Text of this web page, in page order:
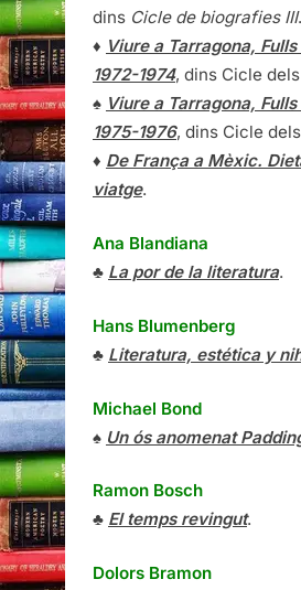
dins Cicle de biografies III.
♦ Viure a Tarragona, Fulls
1972-1974, dins Cicle
♠ Viure a Tarragona, Fulls
1975-1976, dins Cicle
♦ De França a Mèxic.
viatge.
Ana Blandiana
♣ La por de la literatura.
Hans Blumenberg
♣ Literatura, estética y
Michael Bond
♠ Un ós anomenat
Ramon Bosch
♣ El temps revingut.
Dolors Bramon